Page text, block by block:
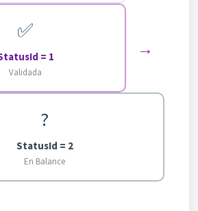
✅
= 1
Validada
→
?
StatusId = 2
En Balance